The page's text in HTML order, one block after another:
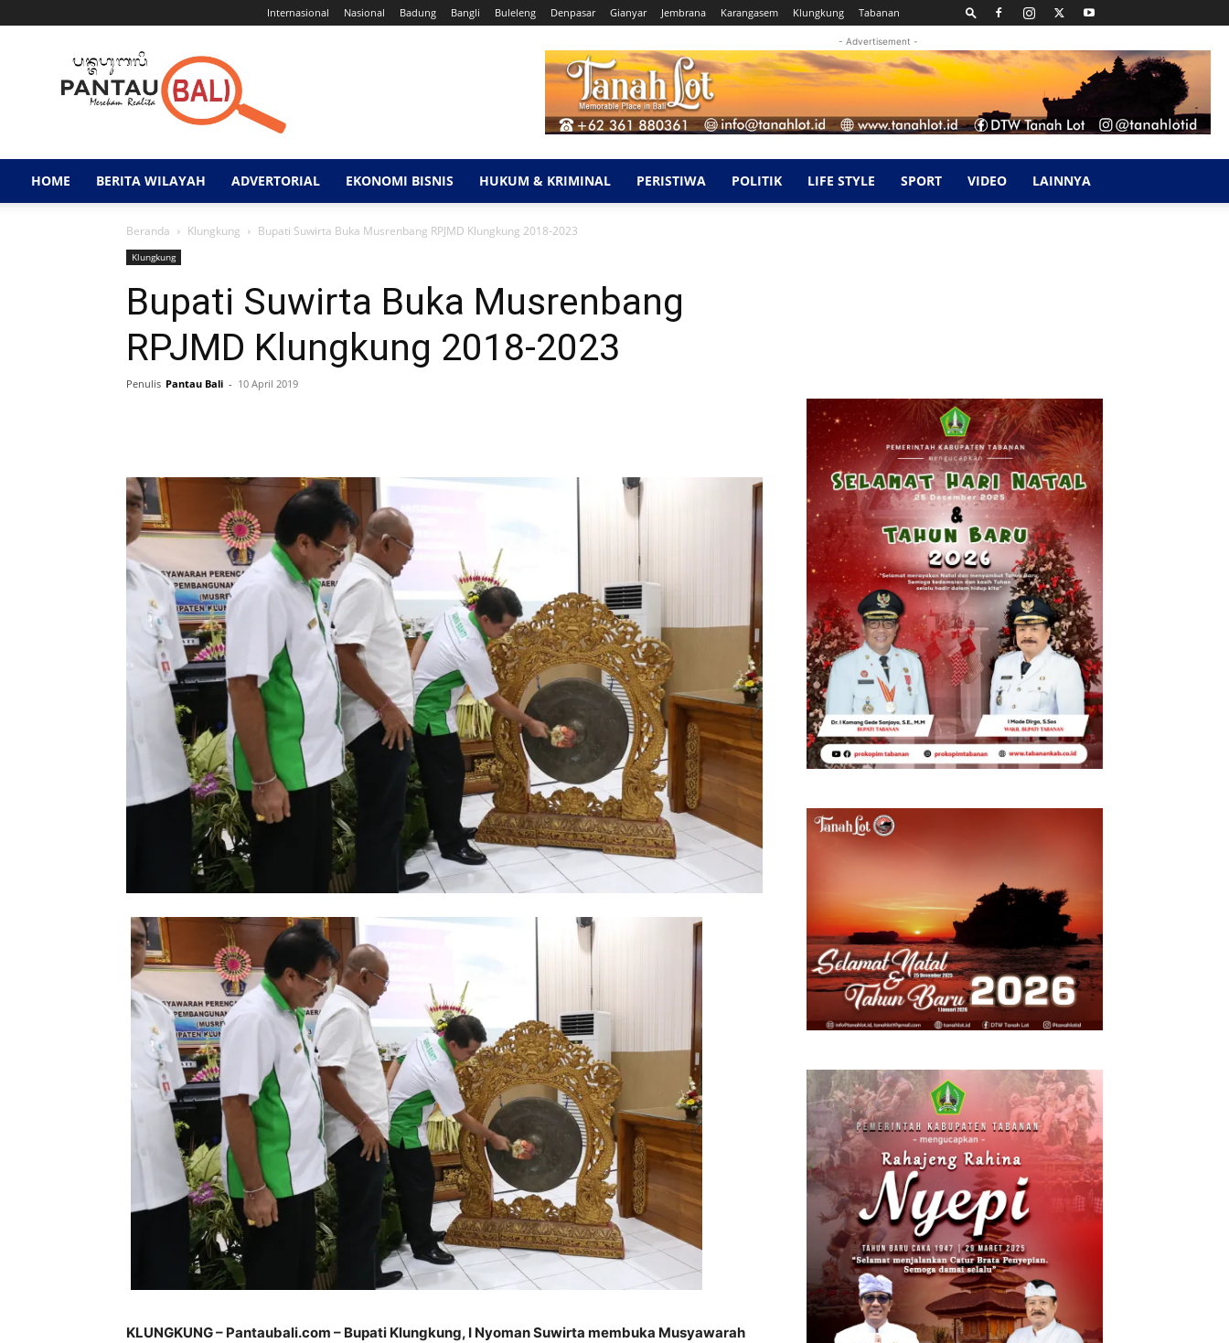
Internasional Nasional Badung Bangli Buleleng Denpasar Gianyar Jembrana Karangasem Klungkung Tabanan
Pantau
Bali
- Advertisement -
HOME BERITA WILAYAH ADVERTORIAL EKONOMI BISNIS HUKUM & KRIMINAL PERISTIWA POLITIK LIFE STYLE SPORT VIDEO LAINNYA
Beranda Klungkung Bupati Suwirta Buka Musrenbang RPJMD Klungkung 2018-2023
Klungkung
Bupati Suwirta Buka Musrenbang
RPJMD Klungkung 2018-2023
Penulis Pantau Bali - 10 April 2019
KLUNGKUNG – Pantaubali.com – Bupati Klungkung, I Nyoman Suwirta membuka Musyawarah